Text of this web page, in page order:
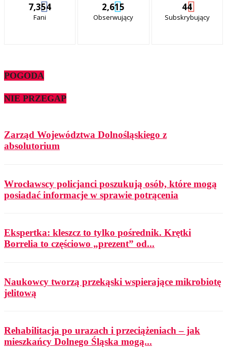
7,354
Fani
2,615
Obserwujący
44
Subskrybujący
POGODA
NIE PRZEGAP
Zarząd Województwa Dolnośląskiego z
absolutorium
Wrocławscy policjanci poszukują osób, które mogą
posiadać informacje w sprawie potrącenia
Ekspertka: kleszcz to tylko pośrednik. Krętki
Borrelia to częściowo „prezent” od...
Naukowcy tworzą przekąski wspierające mikrobiotę
jelitową
Rehabilitacja po urazach i przeciążeniach – jak
mieszkańcy Dolnego Śląska mogą...